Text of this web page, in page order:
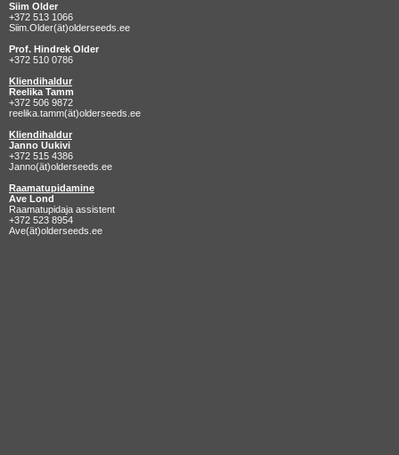
Siim Older
+372 513 1066
Siim.Older(ät)olderseeds.ee
Prof. Hindrek Older
+372 510 0786
Kliendihaldur
Reelika Tamm
+372 506 9872
reelika.tamm(ät)olderseeds.ee
Kliendihaldur
Janno Uukivi
+372 515 4386
Janno(ät)olderseeds.ee
Raamatupidamine
Ave Lond
Raamatupidaja assistent
+372 523 8954
Ave(ät)olderseeds.ee